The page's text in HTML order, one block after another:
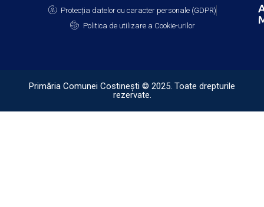
Protecția datelor cu caracter personale (GDPR)
Politica de utilizare a Cookie-urilor
Primăria Comunei Costinești © 2025. Toate drepturile
rezervate.